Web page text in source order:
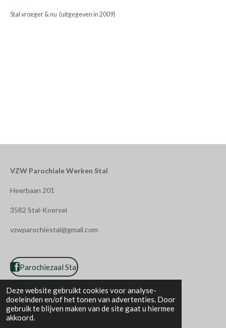
Deze website gebruikt cookies voor analyse-
doeleinden en/of het tonen van advertenties. Door
gebruik te blijven maken van de site gaat u hiermee
akkoord.
Stal vroeger & nu (uitgegeven in 2009)
VZW Parochiale Werken Stal
Heerbaan 201
3582 Stal-Koersel
vzwparochiestal@gmail.com
Parochiezaal Stal